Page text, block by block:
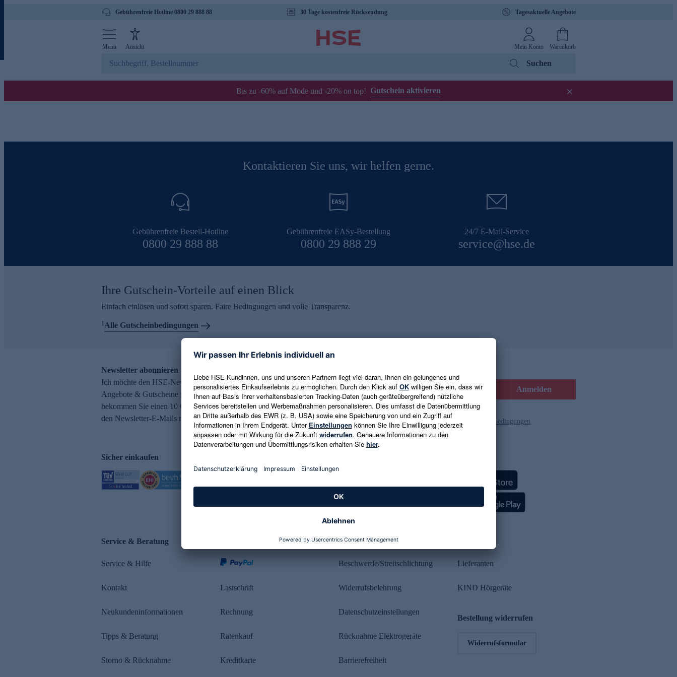
Gebührenfreie Hotline 0800 29 888 88 30 Tage kostenfreie Rücksendung Tagesaktuelle Angebote
Menü Ansicht Mein Konto Warenkorb
Suchen
Bis zu -60% auf Mode und -20% on top! Gutschein aktivieren
Kontaktieren Sie uns, wir helfen gerne.
Gebührenfreie Bestell-Hotline
0800 29 888 88
Gebührenfreie EASy-Bestellung
0800 29 888 29
24/7 E-Mail-Service
service@hse.de
Ihre Gutschein-Vorteile auf einen Blick
Einfach einlösen und sofort sparen. Faire Bedingungen und volle Transparenz.
1Alle Gutscheinbedingungen
Newsletter abonnieren – 10 € Gutschein erhalten
Ich möchte den HSE-Newsletter abonnieren und aktuelle Trends,
Angebote & Gutscheine per E-Mail erhalten. Als Dankeschön
bekommen Sie einen 10 € Gutschein. Eine Abmeldung ist jederzeit in
den Newsletter-E-Mails möglich.
E-Mail-Adresse eingeben Anmelden
Es gelten die Datenschutzrichtlinien und die Gutscheinbedingungen
Sicher einkaufen
Service & Beratung
Service & Hilfe
Kontakt
Neukundeninformationen
Tipps & Beratung
Storno & Rücknahme
Lastschrift
Rechnung
Ratenkauf
Kreditkarte
Rechtliches
Beschwerde/Streitschlichtung
Widerrufsbelehrung
Datenschutzeinstellungen
Rücknahme Elektrogeräte
Barrierefreiheit
Lieferanten
KIND Hörgeräte
Bestellung widerrufen
Widerrufsformular